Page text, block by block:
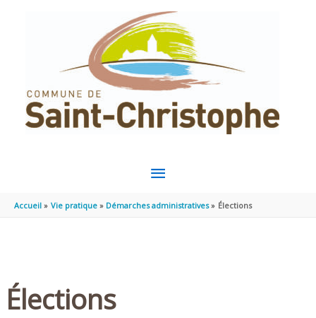
MENU
PRINCIPAL
Accueil Vie pratique Démarches administratives Élections
Élections